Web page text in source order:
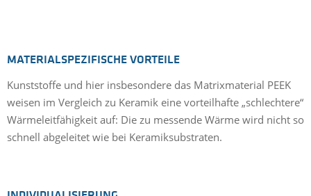
MATERIALSPEZIFISCHE VORTEILE
Kunststoffe und hier insbesondere das Matrixmaterial PEEK
weisen im Vergleich zu Keramik eine vorteilhafte „schlechtere“
Wärmeleitfähigkeit auf: Die zu messende Wärme wird nicht so
schnell abgeleitet wie bei Keramiksubstraten.